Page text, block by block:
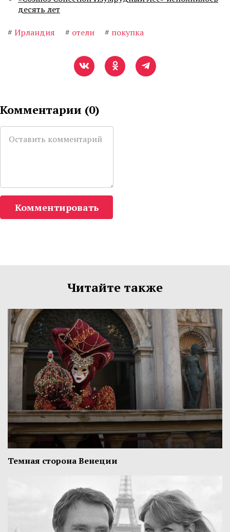
десять лет
# Ирландия # отели # покупка
Комментарии (0)
Комментировать
Читайте также
Темная сторона Венеции